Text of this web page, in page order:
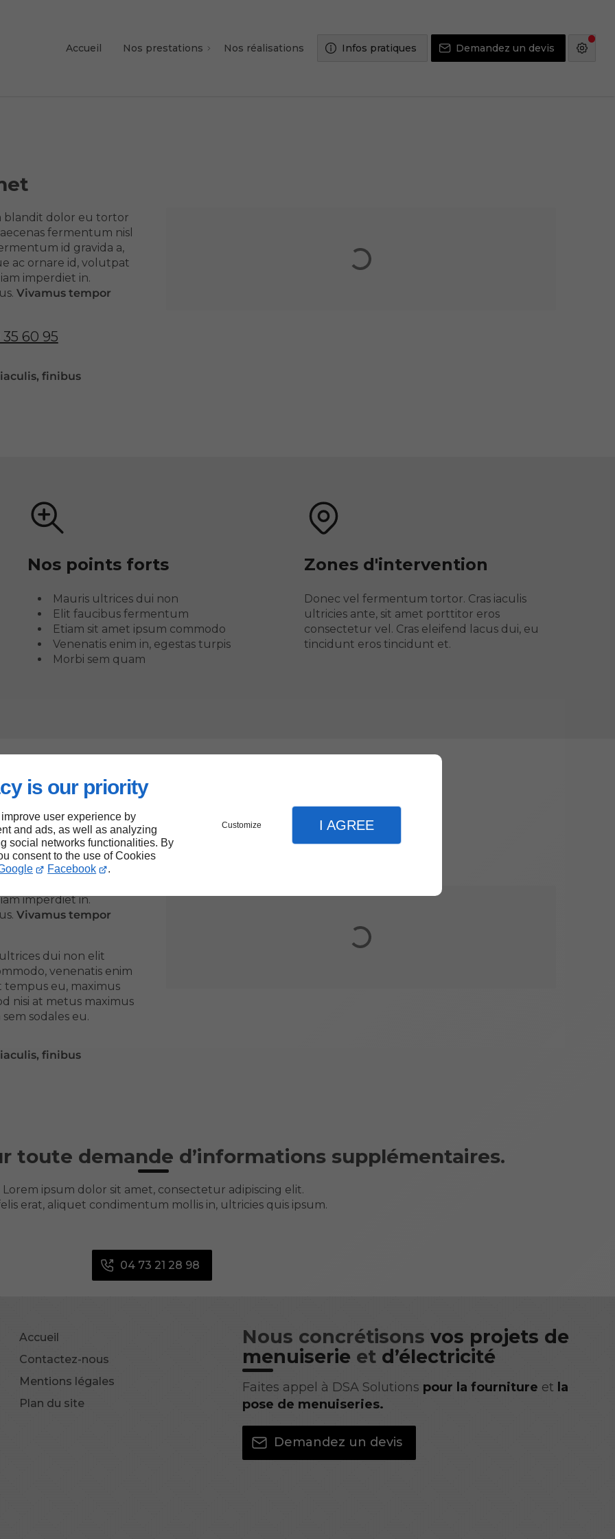
is our priority
user experience by
and ads, as well as analyzing
social networks functionalities. By
consent to the use of Cookies
Facebook .
Customize I AGREE
Accueil Nos prestations Nos réalisations Infos pratiques Demandez un devis
blandit dolor eu tortor
fermentum nisl
id gravida a,
ac ornare id, volutpat
imperdiet in.
Vivamus tempor
60 95
, finibus
Nos points forts
Mauris ultrices dui non
Elit faucibus fermentum
Etiam sit amet ipsum commodo
Venenatis enim in, egestas turpis
Morbi sem quam
Zones d'intervention
Donec vel fermentum tortor. Cras iaculis
ultricies ante, sit amet porttitor eros
consectetur vel. Cras eleifend lacus dui, eu
tincidunt eros tincidunt et.
blandit dolor eu tortor
fermentum nisl
id gravida a,
ac ornare id, volutpat
imperdiet in.
Vivamus tempor
dui non elit
venenatis enim
tempus eu, maximus
nisi at metus maximus
sodales eu.
, finibus
toute demande d’informations supplémentaires.
Lorem ipsum dolor sit amet, consectetur adipiscing elit.
erat, aliquet condimentum mollis in, ultricies quis ipsum.
04 73 21 28 98
Accueil
Contactez-nous
Mentions légales
Plan du site
Nous concrétisonsvos projets de
menuiserie et d’électricité
Faites appel à DSA Solutions pour la fourniture et la
pose de menuiseries.
Demandez un devis